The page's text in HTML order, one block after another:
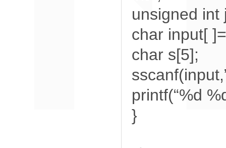
unsigned int
char input[
char s[5];
printf(“%d
}